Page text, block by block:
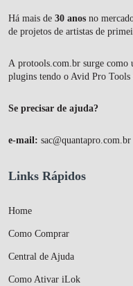
Há mais de 30 anos no
de projetos de artistas de
A protools.com.br surge como
plugins tendo o Avid Pro
Se precisar de ajuda?
e-mail: sac@quantapro.com.br
Links Rápidos
Home
Como Comprar
Central de Ajuda
Como Ativar iLok